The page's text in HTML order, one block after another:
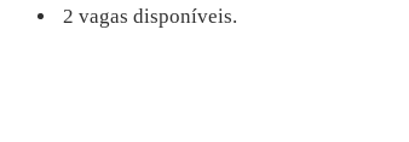
2 vagas disponíveis.